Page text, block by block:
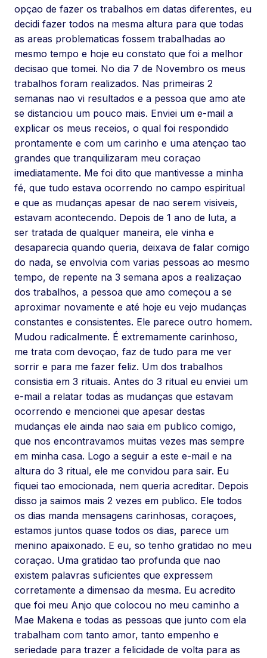
opçao de fazer os trabalhos em datas diferentes, eu
decidi fazer todos na mesma altura para que todas
as areas problematicas fossem trabalhadas ao
mesmo tempo e hoje eu constato que foi a melhor
decisao que tomei. No dia 7 de Novembro os meus
trabalhos foram realizados. Nas primeiras 2
semanas nao vi resultados e a pessoa que amo ate
se distanciou um pouco mais. Enviei um e-mail a
explicar os meus receios, o qual foi respondido
prontamente e com um carinho e uma atençao tao
grandes que tranquilizaram meu coraçao
imediatamente. Me foi dito que mantivesse a minha
fé, que tudo estava ocorrendo no campo espiritual
e que as mudanças apesar de nao serem visiveis,
estavam acontecendo. Depois de 1 ano de luta, a
ser tratada de qualquer maneira, ele vinha e
desaparecia quando queria, deixava de falar comigo
do nada, se envolvia com varias pessoas ao mesmo
tempo, de repente na 3 semana apos a realizaçao
dos trabalhos, a pessoa que amo começou a se
aproximar novamente e até hoje eu vejo mudanças
constantes e consistentes. Ele parece outro homem.
Mudou radicalmente. É extremamente carinhoso,
me trata com devoçao, faz de tudo para me ver
sorrir e para me fazer feliz. Um dos trabalhos
consistia em 3 rituais. Antes do 3 ritual eu enviei um
e-mail a relatar todas as mudanças que estavam
ocorrendo e mencionei que apesar destas
mudanças ele ainda nao saia em publico comigo,
que nos encontravamos muitas vezes mas sempre
em minha casa. Logo a seguir a este e-mail e na
altura do 3 ritual, ele me convidou para sair. Eu
fiquei tao emocionada, nem queria acreditar. Depois
disso ja saimos mais 2 vezes em publico. Ele todos
os dias manda mensagens carinhosas, coraçoes,
estamos juntos quase todos os dias, parece um
menino apaixonado. E eu, so tenho gratidao no meu
coraçao. Uma gratidao tao profunda que nao
existem palavras suficientes que expressem
corretamente a dimensao da mesma. Eu acredito
que foi meu Anjo que colocou no meu caminho a
Mae Makena e todas as pessoas que junto com ela
trabalham com tanto amor, tanto empenho e
seriedade para trazer a felicidade de volta para as